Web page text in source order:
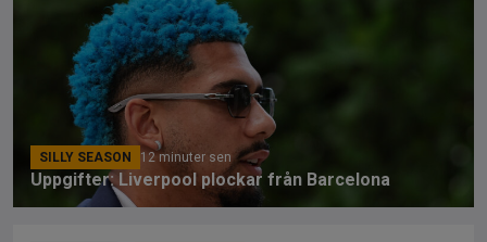
SILLY SEASON 12 minuter sen
Uppgifter: Liverpool plockar från Barcelona